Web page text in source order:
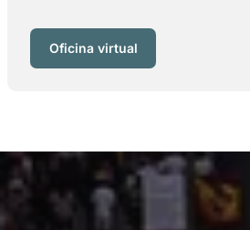
Oficina virtual